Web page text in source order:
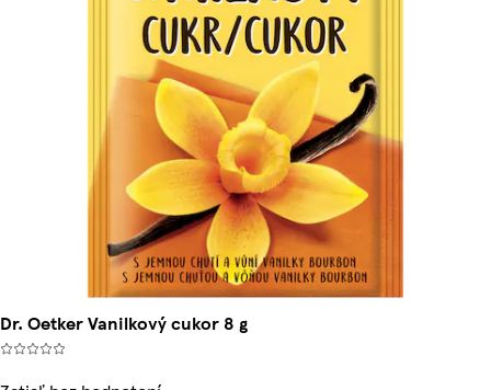
Dr. Oetker Vanilkový cukor 8 g